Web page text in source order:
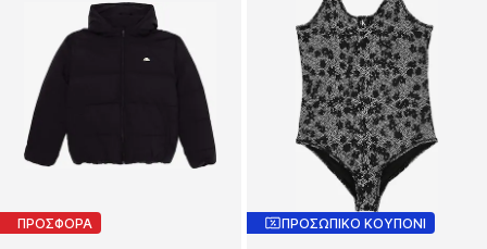
ΠΡΟΣΦΟΡΑ ΠΡΟΣΩΠΙΚΟ ΚΟΥΠΟΝΙ